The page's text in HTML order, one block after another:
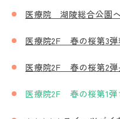
医療院 湖陵総合公園
医療院2F 春の桜第3弾
医療院2F 春の桜第2弾
医療院2F 春の桜第1弾